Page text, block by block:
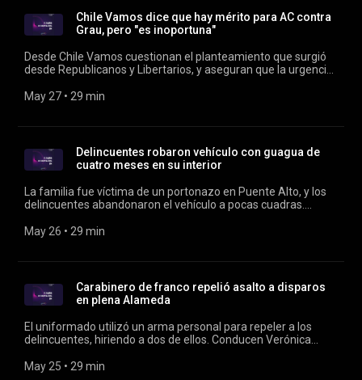
Chile Vamos dice que hay mérito para AC contra
Grau, pero "es inoportuna"
Desde Chile Vamos cuestionan el planteamiento que surgió
desde Republicanos y Libertarios, y aseguran que la urgencia
Verónica Franco.
May 27 • 29 min
Delincuentes robaron vehículo con guagua de
cuatro meses en su interior
La familia fue víctima de un portonazo en Puente Alto, y los
delincuentes abandonaron el vehículo a pocas cuadras.
todas las noticias, todos los días en
May 26 • 29 min
Carabinero de franco repelió asalto a disparos
en plena Alameda
El uniformado utilizó un arma personal para repeler a los
delincuentes, hiriendo a dos de ellos. Conducen Verónica
May 25 • 29 min